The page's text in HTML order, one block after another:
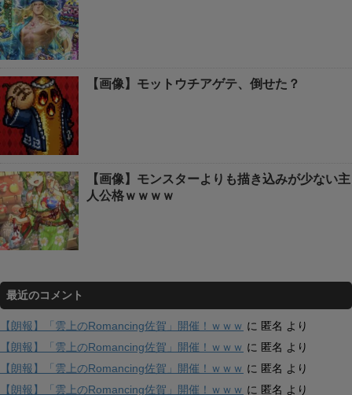
【画像】モットウチアゲテ、倒せた？
【画像】モンスターよりも描き込みが少ない主
人公格ｗｗｗｗ
最近のコメント
【朗報】「雲上のRomancing佐賀」開催！ｗｗｗ に 匿名 より
【朗報】「雲上のRomancing佐賀」開催！ｗｗｗ に 匿名 より
【朗報】「雲上のRomancing佐賀」開催！ｗｗｗ に 匿名 より
【朗報】「雲上のRomancing佐賀」開催！ｗｗｗ に 匿名 より